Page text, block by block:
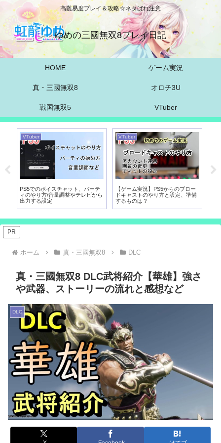
高難易度プレイ＆攻略☆ネタばれ注意
ゆめの三國無双8プレイ日記
HOME ゲーム実況
真・三國無双8 オロチ3U
戦国無双5 VTuber
VTuber
PS5でのボイスチャット、パーテ
ィのやり方/音量調整やテレビから
出力する設定
VTuber
【ゲーム実況】PS5からのブロー
ドキャストのやり方と設定、準備
するものは？
PR
ホーム 真・三國無双8 DLC
真・三國無双8 DLC武将紹介【華雄】強さ
や武器、ストーリーの流れと感想など
DLC